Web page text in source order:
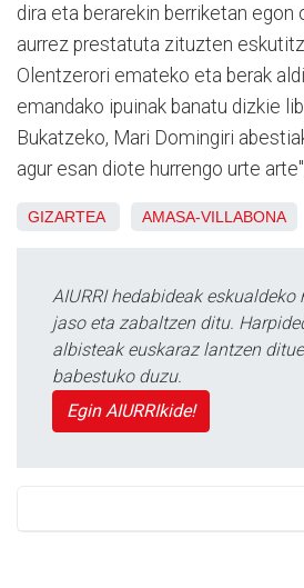
dira eta berarekin berriketan egon
aurrez prestatuta zituzten
Olentzerori emateko eta berak
emandako ipuinak banatu dizkie
Bukatzeko, Mari Domingiri
agur esan diote hurrengo urte arte".
GIZARTEA AMASA-VILLABONA
AIURRI hedabideak
jaso eta zabaltzen ditu.
albisteak euskaraz lantzen
babestuko duzu.
Egin AIURRIkide!